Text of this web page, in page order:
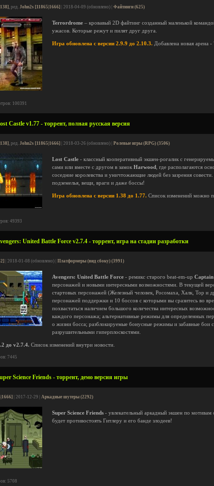
, ред. John2s [11865|1666] | 2018-04-09 (обновлено) | Файтинги (625)
Terrordrome – кровавый 2D файтинг созданный маленькой
ужасов. Которые режут и пилят друг друга.
Игра обновлена с версии 2.9.9 до 2.10.3. Добавлена новая арена
100391
Castle v1.77 - торрент, полная русская версия
, ред. John2s [11865|1666] | 2018-03-26 (обновлено) | Ролевые игры (RPG) (3506)
Lost Castle - классный кооперативный экшен-рогалик с
сами или вместе с другом в замок Harwood
, где располагаются
соседние королевства и уничтожающие людей без зазрения
подземелья, вещи, враги и даже боссы!
Игра обновлена с версии 1.38 до 1.77. Список изменений можно
49393
United Battle Force v2.7.4 - торрент, игра на стадии разработки
| 2018-01-08 (обновлено) | Платформеры (вид сбоку) (3991)
Avengers: United Battle Force - ремикс старого beat-em-up Captain
персонажей и новыми интересными возможностями. В текущей
стартовых персонажей (Железный человек, Росомаха, Халк, Тор и
персонажей поддержки и 10 боссов с которыми вы сразитесь во
похвастаться наличием большого количества интересных
каждого персонажа; альтернативные режимы для определенных
о жизни босса; разблокируемые бонусные режимы и забавные бои
разрушительными гиперплоскостями.
до v2.7.4. Список изменений внутри новости.
7445
Science Friends - торрент, демо версия игры
| 2017-12-29 | Аркадные шутеры (2292)
Super Science Friends - увлекательный аркадный экшен по
будет противостоять Гитлеру и его банде злодеев!
5708